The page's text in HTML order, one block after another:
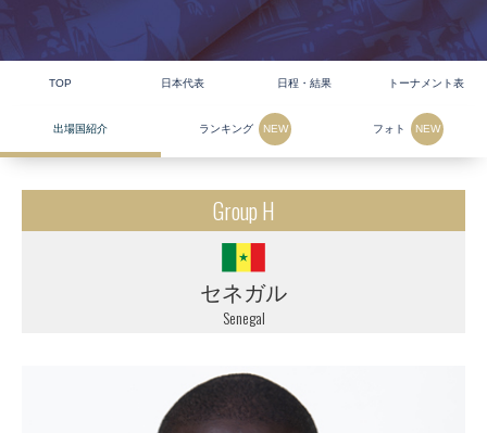
TOP 日本代表 日程・結果 トーナメント表
出場国紹介 ランキング NEW フォト NEW
Group H
セネガル
Senegal